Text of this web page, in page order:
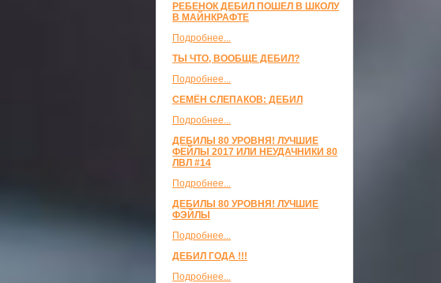
РЕБЕНОК ДЕБИЛ ПОШЕЛ В ШКОЛУ
В МАЙНКРАФТЕ
Подробнее...
ТЫ ЧТО, ВООБЩЕ ДЕБИЛ?
Подробнее...
СЕМЁН СЛЕПАКОВ: ДЕБИЛ
Подробнее...
ДЕБИЛЫ 80 УРОВНЯ! ЛУЧШИЕ
ФЕЙЛЫ 2017 ИЛИ НЕУДАЧНИКИ 80
ЛВЛ #14
Подробнее...
ДЕБИЛЫ 80 УРОВНЯ! ЛУЧШИЕ
ФЭЙЛЫ
Подробнее...
ДЕБИЛ ГОДА !!!
Подробнее...